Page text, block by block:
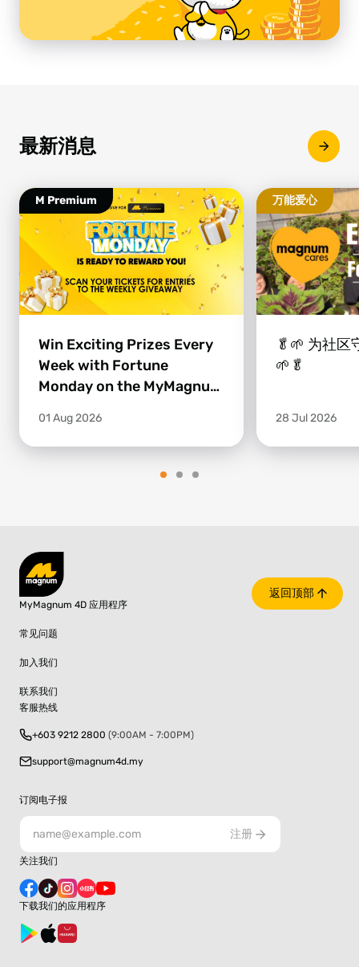
最新消息
M Premium
Win Exciting Prizes Every
Week with Fortune
Monday on the MyMagnum
01 Aug 2026
万能爱心
🥬🌱 为社区
🌱🥬
28 Jul 2026
返回顶部
MyMagnum 4D 应用程序
常见问题
加入我们
联系我们
客服热线
+603 9212 2800 (9:00AM - 7:00PM)
support@magnum4d.my
订阅电子报
注册
关注我们
下载我们的应用程序